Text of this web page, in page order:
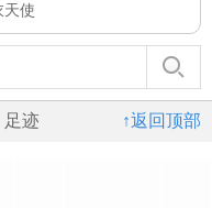
天使
↑返回顶部
足迹